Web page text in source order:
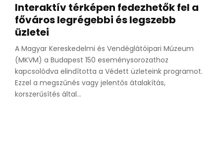
Interaktív térképen fedezhetők fel a
főváros legrégebbi és legszebb
üzletei
A Magyar Kereskedelmi és Vendéglátóipari Múzeum
(MKVM) a Budapest 150 eseménysorozathoz
kapcsolódva elindította a Védett üzleteink programot.
Ezzel a megszűnés vagy jelentős átalakítás,
korszerűsítés által...